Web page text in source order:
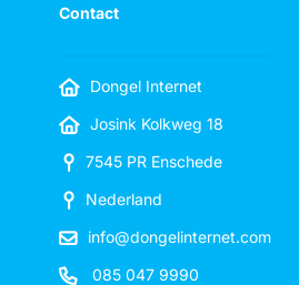
Contact
Dongel Internet
Josink Kolkweg 18
7545 PR Enschede
Nederland
info@dongelinternet.com
085 047 9990